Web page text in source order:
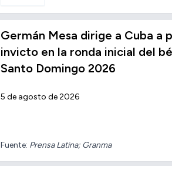
Germán Mesa dirige a Cuba a
invicto en la ronda inicial del
Santo Domingo 2026
5 de agosto de 2026
Fuente: Prensa Latina; Granma